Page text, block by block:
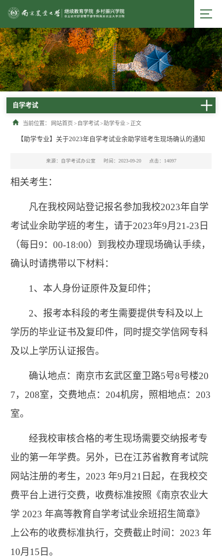
自学考试
当前位置： 网站首页 > 自学考试> 助学专业 > 正文
【助学专业】关于2023年自学考试业余助学班考生现场确认的通知
来源：自学考试办公室 时间：2023-09-20 点击： 14097
相关考生：
凡在我校网站登记报名参加我校2023年自学
考试业余助学班的考生，请于2023年9月21-23日
（每日9：00-18:00）到我校办理现场确认手续，
确认时请携带以下材料：
1、本人身份证原件及复印件；
2、报考本科段的考生需要提供专科及以上
学历的毕业证书及复印件，同时提交学信网专科
及以上学历认证报告。
确认地点：南京市玄武区童卫路5号8号楼20
7，208室，交费地点：204机房，照相地点：203
室。
经我校审核合格的考生现场需要交纳报考专
业的第一年学费。另外，已在江苏省教育考试院
网站注册的考生，2023 年9月21日起，在我校交
费平台上进行交费，收费标准按照《南京农业大
学 2023 年高等教育自学考试业余班招生简章》
上公布的收费标准执行，交费截止时间：2023 年
10月15日。